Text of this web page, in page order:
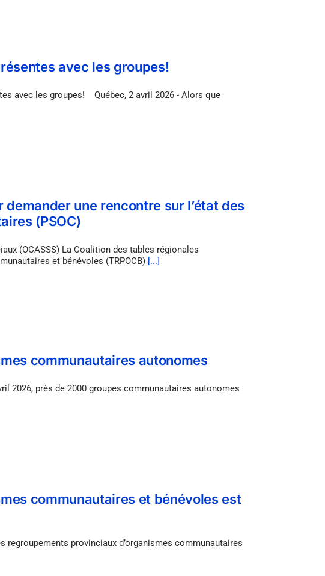
avec les groupes!
avec les groupes! Québec, 2 avril 2026 - Alors que
demander une rencontre sur l’état des
(PSOC)
(OCASSS) La Coalition des tables régionales
et bénévoles (TRPOCB) [...]
communautaires autonomes
2026, près de 2000 groupes communautaires autonomes
communautaires et bénévoles est
provinciaux d’organismes communautaires